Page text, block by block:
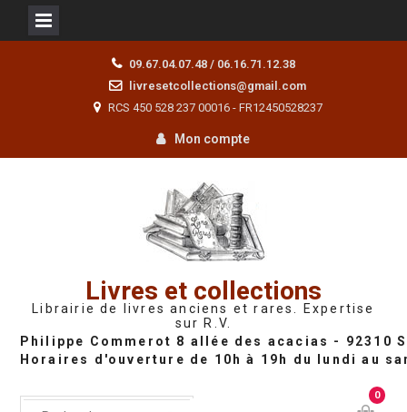
09.67.04.07.48 / 06.16.71.12.38
livresetcollections@gmail.com
RCS 450 528 237 00016 - FR12450528237
Mon compte
Livres et collections
Librairie de livres anciens et rares. Expertise
sur R.V.
0